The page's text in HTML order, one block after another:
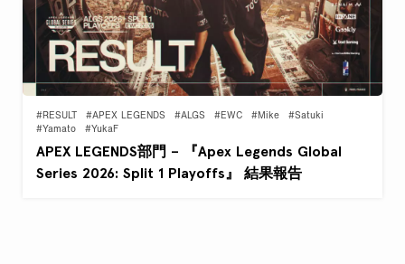
#RESULT #APEX LEGENDS #ALGS #EWC #Mike
#Satuki
#Yamato
#YukaF
APEX LEGENDS部門 – 『Apex Legends Global
Series 2026: Split 1 Playoffs』 結果報告